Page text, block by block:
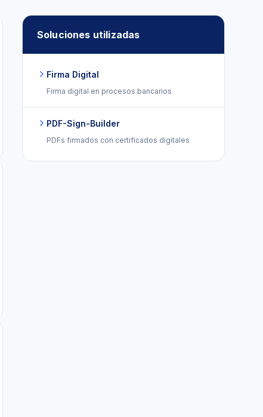
Soluciones utilizadas
Firma Digital
Firma digital en procesos bancarios
PDF-Sign-Builder
PDFs firmados con certificados digitales